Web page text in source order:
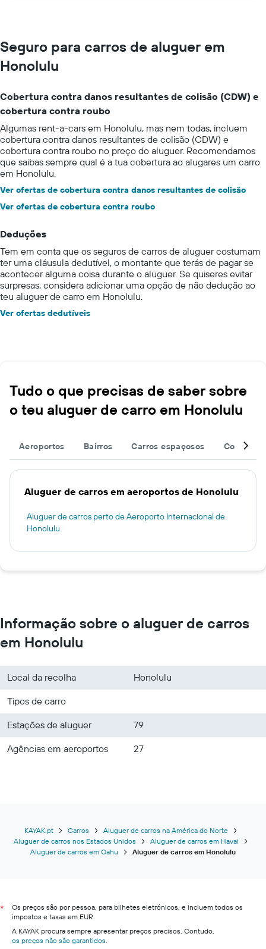
Seguro para carros de aluguer em
Honolulu
Cobertura contra danos resultantes de colisão (CDW) e
cobertura contra roubo
Algumas rent-a-cars em Honolulu, mas nem todas, incluem
cobertura contra danos resultantes de colisão (CDW) e
cobertura contra roubo no preço do aluguer. Recomendamos
que saibas sempre qual é a tua cobertura ao alugares um carro
em Honolulu.
Ver ofertas de cobertura contra danos resultantes de colisão
Ver ofertas de cobertura contra roubo
Deduções
Tem em conta que os seguros de carros de aluguer costumam
ter uma cláusula dedutível, o montante que terás de pagar se
acontecer alguma coisa durante o aluguer. Se quiseres evitar
surpresas, considera adicionar uma opção de não dedução ao
teu aluguer de carro em Honolulu.
Ver ofertas dedutíveis
Tudo o que precisas de saber sobre
o teu aluguer de carro em Honolulu
Aeroportos Bairros Carros espaçosos Completa
Aluguer de carros em aeroportos de Honolulu
Aluguer de carros perto de Aeroporto Internacional de
Honolulu
Informação sobre o aluguer de carros
em Honolulu
Local da recolha
Honolulu
Tipos de carro
Estações de aluguer
79
Agências em aeroportos
27
KAYAK.pt Carros
Aluguer de carros na América do Norte
Aluguer de carros nos Estados Unidos
Aluguer de carros em Havai
Aluguer de carros em Oahu
Aluguer de carros em Honolulu
*
Os preços são por pessoa, para bilhetes eletrónicos, e incluem todos os
impostos e taxas em EUR.
A KAYAK procura sempre apresentar preços precisos. Contudo,
os preços não são garantidos